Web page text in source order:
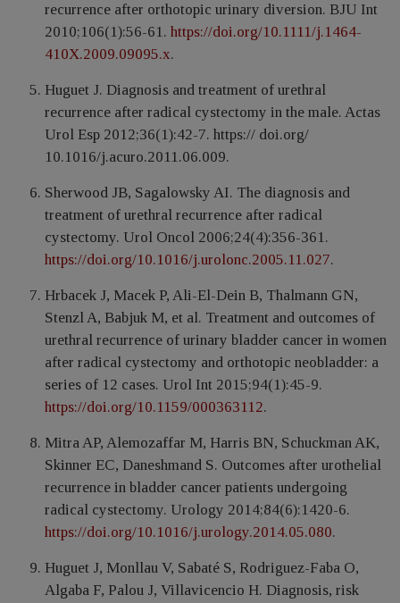
recurrence after orthotopic urinary diversion. BJU Int
2010;106(1):56-61. https://doi.org/10.1111/j.1464-
410X.2009.09095.x.
Huguet J. Diagnosis and treatment of urethral
recurrence after radical cystectomy in the male. Actas
Urol Esp 2012;36(1):42-7. https:// doi.org/
10.1016/j.acuro.2011.06.009.
Sherwood JB, Sagalowsky AI. The diagnosis and
treatment of urethral recurrence after radical
cystectomy. Urol Oncol 2006;24(4):356-361.
https://doi.org/10.1016/j.urolonc.2005.11.027.
Hrbacek J, Macek P, Ali-El-Dein B, Thalmann GN,
Stenzl A, Babjuk M, et al. Treatment and outcomes of
urethral recurrence of urinary bladder cancer in women
after radical cystectomy and orthotopic neobladder: a
series of 12 cases. Urol Int 2015;94(1):45-9.
https://doi.org/10.1159/000363112.
Mitra AP, Alemozaffar M, Harris BN, Schuckman AK,
Skinner EC, Daneshmand S. Outcomes after urothelial
recurrence in bladder cancer patients undergoing
radical cystectomy. Urology 2014;84(6):1420-6.
https://doi.org/10.1016/j.urology.2014.05.080.
Huguet J, Monllau V, Sabaté S, Rodriguez-Faba O,
Algaba F, Palou J, Villavicencio H. Diagnosis, risk